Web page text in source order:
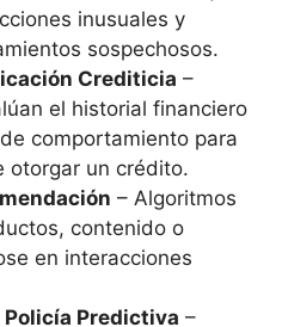
inusuales y
sospechosos.
Crediticia –
el historial financiero
comportamiento para
otorgar un crédito.
– Algoritmos
contenido o
en interacciones
Predictiva –